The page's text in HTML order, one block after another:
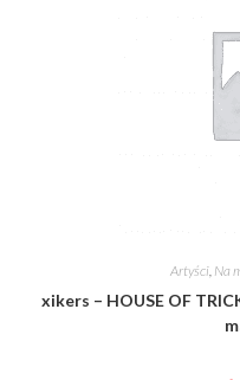
Artyści, Na
xikers – HOUSE OF